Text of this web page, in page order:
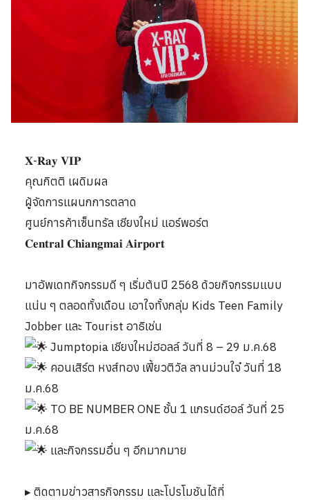
𝐗-𝐑𝐚𝐲 𝐕𝐈𝐏
คุณกิตติ เผดิมผล
ผู้จัดการแผนกการตลาด
ศูนย์การค้าเซ็นทรัล เชียงใหม่ แอร์พอร์ต
𝐂𝐞𝐧𝐭𝐫𝐚𝐥 𝐂𝐡𝐢𝐚𝐧𝐠𝐦𝐚𝐢 𝐀𝐢𝐫𝐩𝐨𝐫𝐭
มาอัพเดทกิจกรรมดี ๆ เริ่มต้นปี 2568 ด้วยกิจกรรมแบบ
แน่น ๆ ตลอดทั้งเดือน เอาใจทั้งกลุ่ม Kids Teen Family
Jobber และ Tourist อาธิเช่น
Jumptopia เชียงใหม่ฮอลล์ วันที่ 8 – 29 ม.ค.68
คอนเสิร์ต หงส์ทอง เฟี้ยวติวัล ลานม่วนใจ๋ วันที่ 18
ม.ค.68
TO BE NUMBER ONE ชั้น 1 แกรนด์ฮอล์ วันที่ 25
ม.ค.68
และกิจกรรมอื่น ๆ อีกมากมาย
▸ ติดตามข่าวสารกิจกรรม และโปรโมชันได้ที่